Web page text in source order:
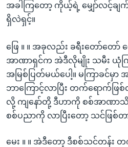
အခါကြတော့ ကိုယ့်ရဲ့ မျှော်လင့်ချက်
ရှိလဲရှင့်။
ဖြေ ။ ။ အခုလည်း ခရီးတော်တော် ရ
အာဏာရှင်က အဲဒီလိုမျိုး သမီး ယုံက
အမြစ်ပြတ်မယ်ပေါ့။ မကြာခင်မှာ
ဘာကြောင့်လာပြီး တက်ရောက်ဖ
လို့ ကျနော်တို့ ဒီဟာကို စစ်အာဏာ
စစ်ပညာကို လာပြီးတော့ သင်ဖြစ်တာ
မေး ။ ။ အဲဒီတော့ ဒီစစ်သင်တန်း